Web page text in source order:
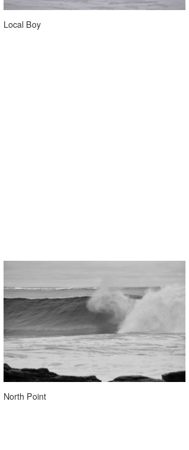
Local Boy
North Point